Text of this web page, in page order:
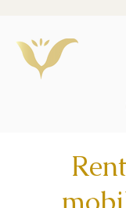
10% DE REGALO EN
ONLINE